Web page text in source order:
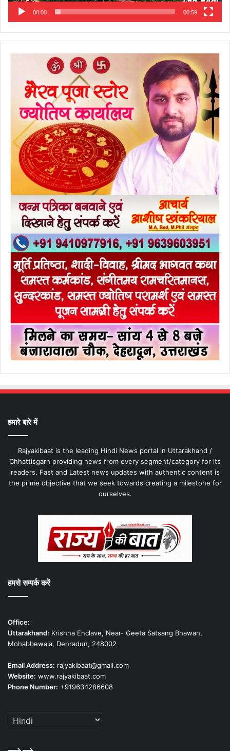
00:00 00:59
हमारे बारे में
Rajyakibaat is the leading Hindi News portal in Uttarakhand /
Chhattisgarh providing news from every segment/category for its
readers. Fast and Latest news updates with authentic content is
the prime objective that we seek towards creating a milestone for
ourselves.
हमसे सम्पर्क करें
Office:
Uttarakhand: Krishna Enclave, Near- Geeta Satsang Bhawan,
Mohabbewala, Dehradun, 248002
Email Address: rajyakibaat@gmail.com
Website: www.rajyakibaat.com
Phone Number: +919634286608